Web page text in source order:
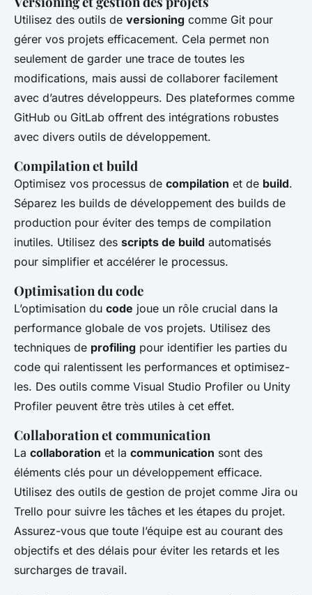
Utilisez des outils de versioning comme Git pour
gérer vos projets efficacement. Cela permet non
seulement de garder une trace de toutes les
modifications, mais aussi de collaborer facilement
avec d’autres développeurs. Des plateformes comme
GitHub ou GitLab offrent des intégrations robustes
avec divers outils de développement.
Compilation et build
Optimisez vos processus de compilation et de build.
Séparez les builds de développement des builds de
production pour éviter des temps de compilation
inutiles. Utilisez des scripts de build automatisés
pour simplifier et accélérer le processus.
Optimisation du code
L’optimisation du code joue un rôle crucial dans la
performance globale de vos projets. Utilisez des
techniques de profiling pour identifier les parties du
code qui ralentissent les performances et optimisez-
les. Des outils comme Visual Studio Profiler ou Unity
Profiler peuvent être très utiles à cet effet.
Collaboration et communication
La collaboration et la communication sont des
éléments clés pour un développement efficace.
Utilisez des outils de gestion de projet comme Jira ou
Trello pour suivre les tâches et les étapes du projet.
Assurez-vous que toute l’équipe est au courant des
objectifs et des délais pour éviter les retards et les
surcharges de travail.